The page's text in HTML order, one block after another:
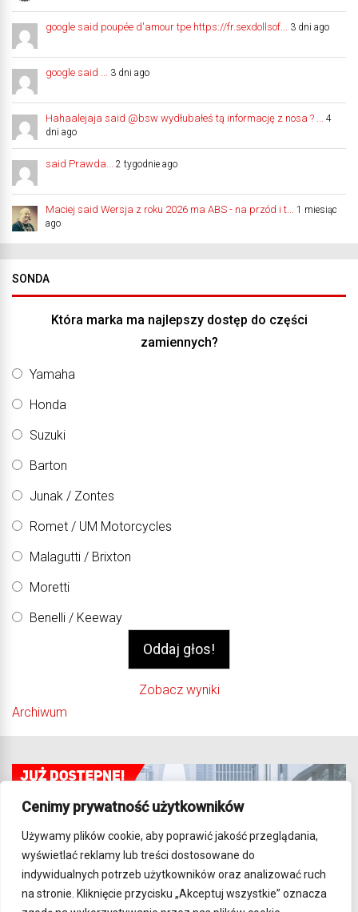
Cenimy prywatność użytkowników
Używamy plików cookie, aby poprawić jakość przeglądania,
wyświetlać reklamy lub treści dostosowane do
indywidualnych potrzeb użytkowników oraz analizować ruch
na stronie. Kliknięcie przycisku „Akceptuj wszystkie” oznacza
google said poupée d'amour tpe https://fr.sexdollsof... 3 dni ago
google said ... 3 dni ago
Hahaalejaja said @bsw wydłubałeś tą informację z nosa ? ...
4
dni ago
said Prawda... 2 tygodnie ago
Maciej said Wersja z roku 2026 ma ABS - na przód i t...
1 miesiąc
ago
SONDA
Która marka ma najlepszy dostęp do części
zamiennych?
Yamaha
Honda
Suzuki
Barton
Junak / Zontes
Romet / UM Motorcycles
Malagutti / Brixton
Moretti
Benelli / Keeway
Zobacz wyniki
Archiwum